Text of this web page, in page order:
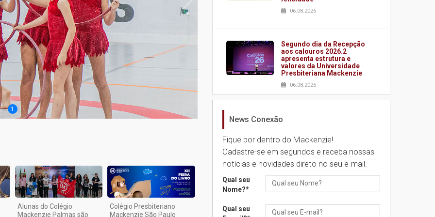
1
Alunas do Colégio
Mackenzie Palmas são
Colégio Presbiteriano
Mackenzie São Paulo
06.08.2026
Segundo dia da Recepção
aos calouros 2026.2
apresenta estrutura e
valores da Universidade
Presbiteriana Mackenzie
06.08.2026
Nova apresentação do
brasileira
05.08.2026
Universidade Mackenzie
realizará nova edição da
05.08.2026
News Conexão
Fique por dentro do Mackenzie!
Cadastre-se em segundos e receba nossas
notícias e novidades direto no seu e-mail.
Qual seu
Nome?*
Qual seu